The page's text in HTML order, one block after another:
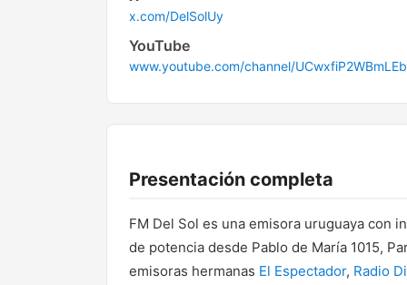
x.com/DelSolUy
YouTube
www.youtube.com/channel/
Presentación completa
FM Del Sol es una emisora uruguaya con
de potencia desde Pablo de María 1015,
emisoras hermanas El Espectador, Radio